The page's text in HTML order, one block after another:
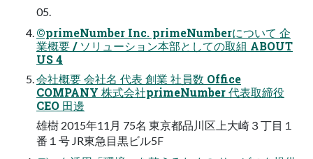
05.
©primeNumber Inc. primeNumberについて 企
業概要 / ソリューション本部としての取組 ABOUT
US 4
会社概要 会社名 代表 創業 社員数 Office
COMPANY 株式会社primeNumber 代表取締役
CEO 田邊
雄樹 2015年11月 75名 東京都品川区上大崎３丁目１
番１号 JR東急目黒ビル5F